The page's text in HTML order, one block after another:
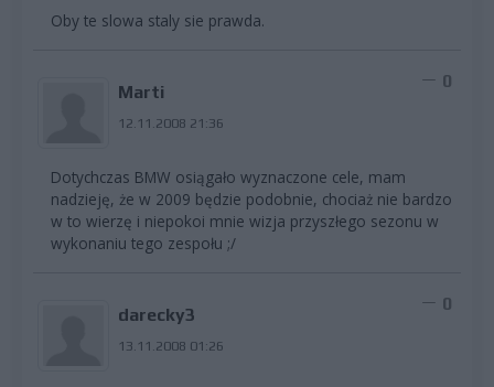
Oby te slowa staly sie prawda.
Marti
12.11.2008 21:36
0
Dotychczas BMW osiągało wyznaczone cele, mam
nadzieję, że w 2009 będzie podobnie, chociaż nie bardzo
w to wierzę i niepokoi mnie wizja przyszłego sezonu w
wykonaniu tego zespołu ;/
darecky3
13.11.2008 01:26
0